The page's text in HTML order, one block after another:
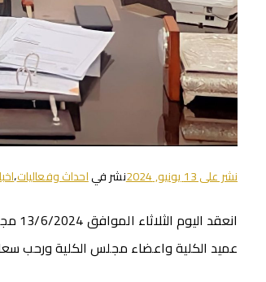
نشر على13 يونيو, 2024 نشر فياحداث وفعاليات،
عميد الكلية واعضاء مجلس الكلية ورحب